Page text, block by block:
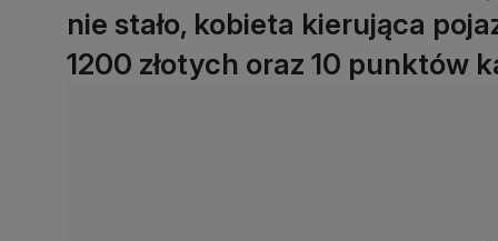
nie stało, kobieta kierująca
1200 złotych oraz 10 punktów